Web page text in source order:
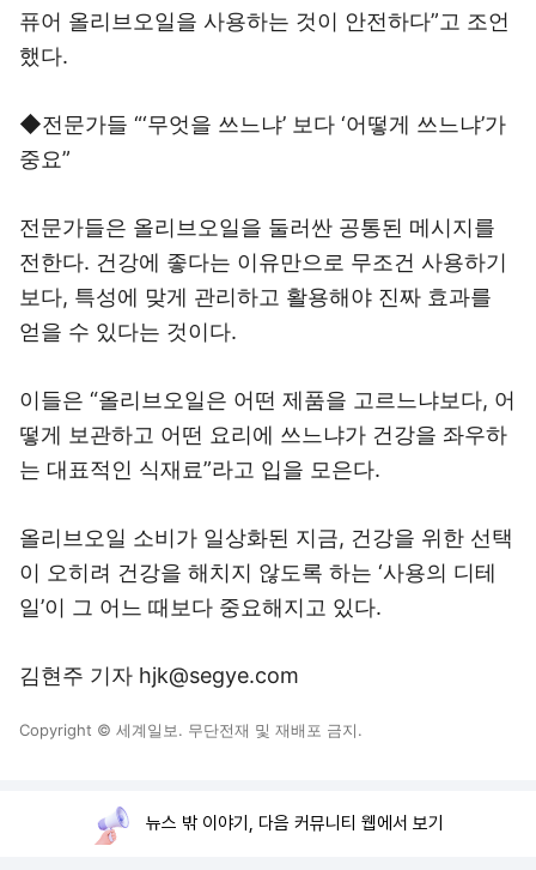
퓨어 올리브오일을 사용하는 것이 안전하다”고 조언
했다.
◆전문가들 “‘무엇을 쓰느냐’ 보다 ‘어떻게 쓰느냐’가
중요”
전문가들은 올리브오일을 둘러싼 공통된 메시지를
전한다. 건강에 좋다는 이유만으로 무조건 사용하기
보다, 특성에 맞게 관리하고 활용해야 진짜 효과를
얻을 수 있다는 것이다.
이들은 “올리브오일은 어떤 제품을 고르느냐보다, 어
떻게 보관하고 어떤 요리에 쓰느냐가 건강을 좌우하
는 대표적인 식재료”라고 입을 모은다.
올리브오일 소비가 일상화된 지금, 건강을 위한 선택
이 오히려 건강을 해치지 않도록 하는 ‘사용의 디테
일’이 그 어느 때보다 중요해지고 있다.
김현주 기자 hjk@segye.com
Copyright © 세계일보. 무단전재 및 재배포 금지.
뉴스 밖 이야기, 다음 커뮤니티 웹에서 보기